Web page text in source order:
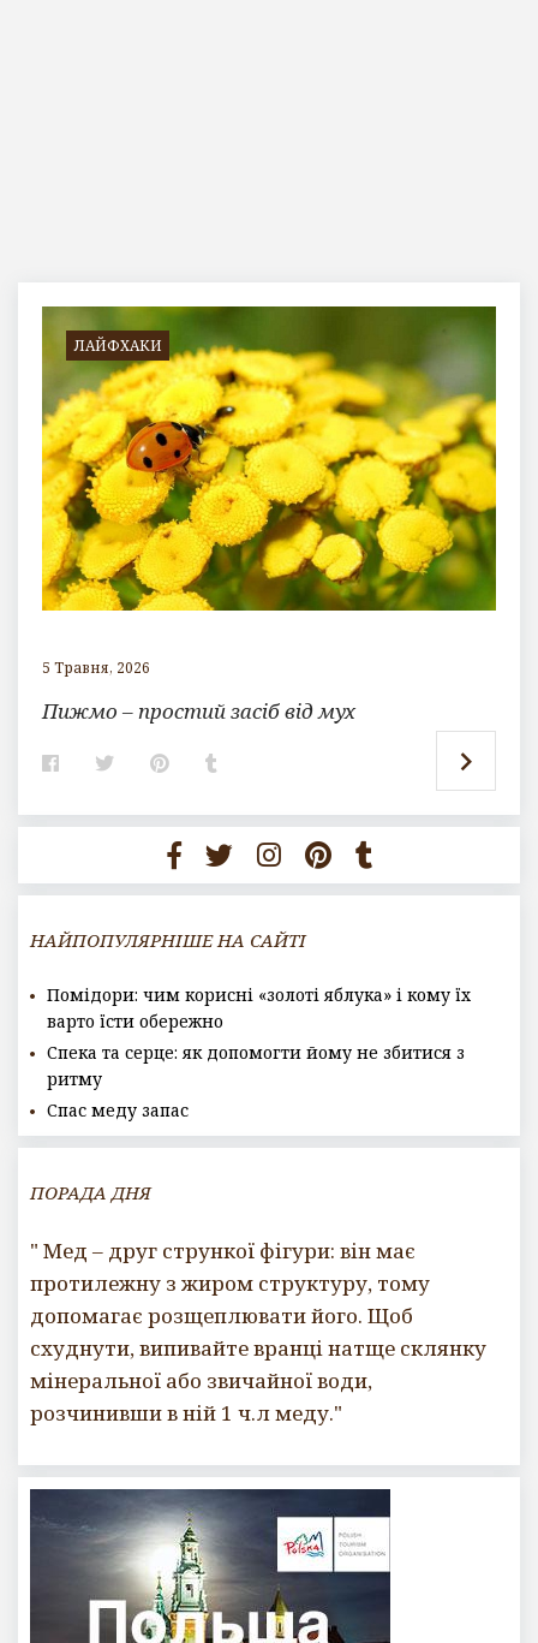
пижма
ЛАЙФХАКИ
5 Травня, 2026
Пижмо – простий засіб від мух
F
e
o
k
T
t
r
P
t
e
r
e
s
b
l
r
НАЙПОПУЛЯРНІШЕ НА САЙТІ
Помідори: чим корисні «золоті яблука» і кому їх
варто їсти обережно
Спека та серце: як допомогти йому не збитися з
ритму
Спас меду запас
ПОРАДА ДНЯ
" Мед – друг стрункої фігури: він має
протилежну з жиром структуру, тому
допомагає розщеплювати його. Щоб
схуднути, випивайте вранці натще склянку
мінеральної або звичайної води,
розчинивши в ній 1 ч.л меду."